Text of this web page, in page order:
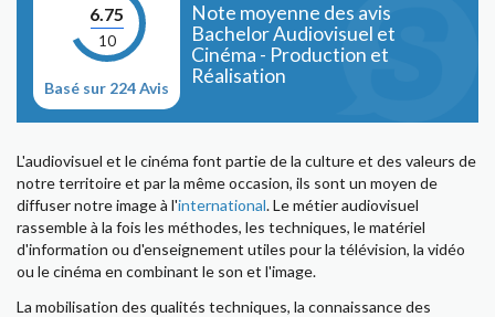
6.75
10
Basé sur 224 Avis
Note moyenne des avis
Bachelor Audiovisuel et
Cinéma - Production et
Réalisation
L'audiovisuel et le cinéma font partie de la culture et des valeurs de
notre territoire et par la même occasion, ils sont un moyen de
diffuser notre image à l'international. Le métier audiovisuel
rassemble à la fois les méthodes, les techniques, le matériel
d'information ou d'enseignement utiles pour la télévision, la vidéo
ou le cinéma en combinant le son et l'image.
La mobilisation des qualités techniques, la connaissance des